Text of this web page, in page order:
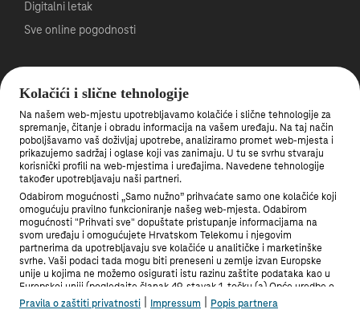
Kolačići i slične tehnologije
Na našem web-mjestu upotrebljavamo kolačiće i slične tehnologije za
spremanje, čitanje i obradu informacija na vašem uređaju. Na taj način
poboljšavamo vaš doživljaj upotrebe, analiziramo promet web-mjesta i
prikazujemo sadržaj i oglase koji vas zanimaju. U tu se svrhu stvaraju
korisnički profili na web-mjestima i uređajima. Navedene tehnologije
također upotrebljavaju naši partneri.
Odabirom mogućnosti „Samo nužno” prihvaćate samo one kolačiće koji
omogućuju pravilno funkcioniranje našeg web-mjesta. Odabirom
mogućnosti "Prihvati sve" dopuštate pristupanje informacijama na
svom uređaju i omogućujete Hrvatskom Telekomu i njegovim
partnerima da upotrebljavaju sve kolačiće u analitičke i marketinške
svrhe. Vaši podaci tada mogu biti preneseni u zemlje izvan Europske
unije u kojima ne možemo osigurati istu razinu zaštite podataka kao u
Europskoj uniji (pogledajte članak 49. stavak 1. točku (a) Opće uredbe o
zaštiti podataka). Pod "Postavke" možete odabrati sve mogućnosti i u
bilo kojem trenutku promijeniti stanje svoje privole.
Pravila o zaštiti privatnosti Impressum Popis partnera
Digitalni letak
Sve online pogodnosti
Veleprodaja
Što je 5G mreža?
Gašenje 3G mreže
Među prvima saznajte nove pogodnosti.
Prijavite se na newsletter
Preuzmite Moj Telekom aplikaciju